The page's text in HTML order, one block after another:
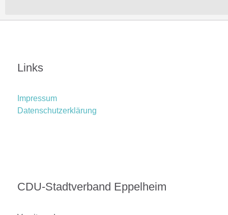
Links
Impressum
Datenschutzerklärung
CDU-Stadtverband Eppelheim